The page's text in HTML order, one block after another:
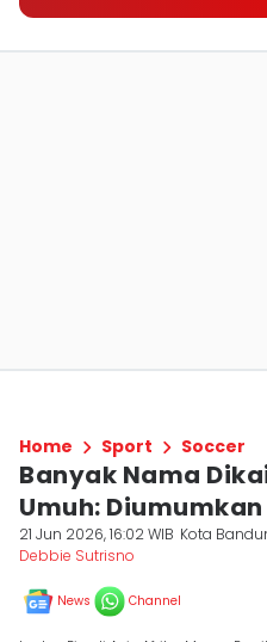
Home Sport Soccer
Banyak Nama
Umuh:
21 Jun 2026, 16:02 WIB Kota
Debbie Sutrisno
News Channel